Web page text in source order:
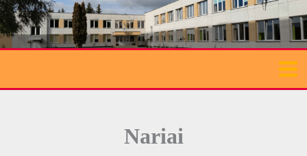
Pereiti
prie
turinio
Nariai